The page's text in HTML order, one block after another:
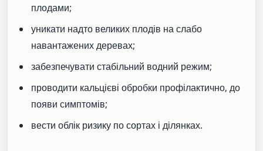
плодами;
уникати надто великих плодів на слабо
навантажених деревах;
забезпечувати стабільний водний режим;
проводити кальцієві обробки профілактично, до
появи симптомів;
вести облік ризику по сортах і ділянках.